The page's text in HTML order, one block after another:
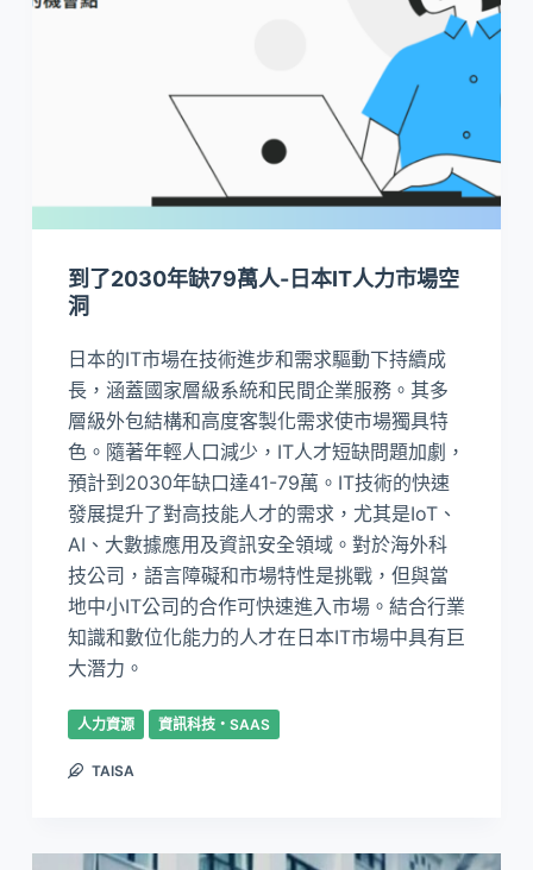
到了2030年缺79萬人-日本IT人力市場空
洞
日本的IT市場在技術進步和需求驅動下持續成
長，涵蓋國家層級系統和民間企業服務。其多
層級外包結構和高度客製化需求使市場獨具特
色。隨著年輕人口減少，IT人才短缺問題加劇，
預計到2030年缺口達41-79萬。IT技術的快速
發展提升了對高技能人才的需求，尤其是IoT、
AI、大數據應用及資訊安全領域。對於海外科
技公司，語言障礙和市場特性是挑戰，但與當
地中小IT公司的合作可快速進入市場。結合行業
知識和數位化能力的人才在日本IT市場中具有巨
大潛力。
人力資源 資訊科技・SAAS
TAISA